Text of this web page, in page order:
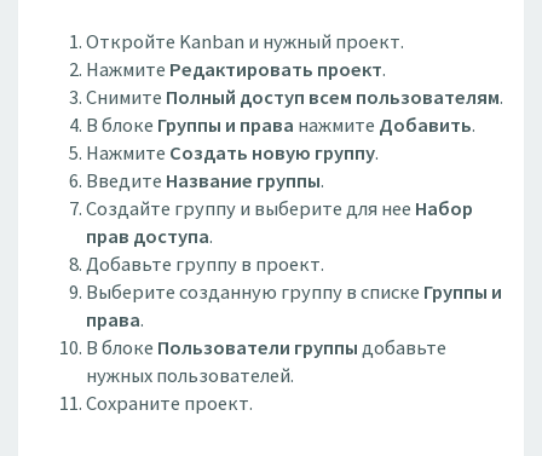
Откройте Kanban и нужный проект.
Нажмите Редактировать проект.
Снимите Полный доступ всем пользователям.
В блоке Группы и права нажмите Добавить.
Нажмите Создать новую группу.
Введите Название группы.
Создайте группу и выберите для нее Набор
прав доступа.
Добавьте группу в проект.
Выберите созданную группу в списке Группы и
права.
В блоке Пользователи группыдобавьте
нужных пользователей.
Сохраните проект.